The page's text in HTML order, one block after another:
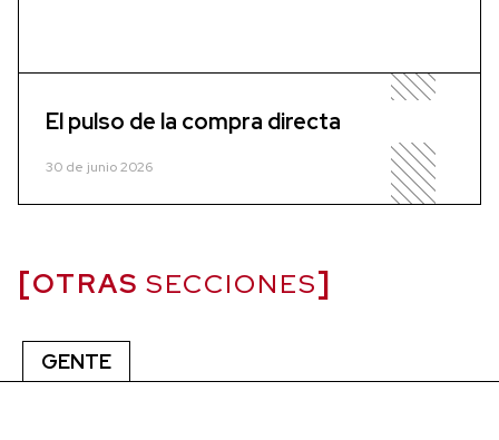
El pulso de la compra directa
30 de junio 2026
OTRAS SECCIONES
GENTE